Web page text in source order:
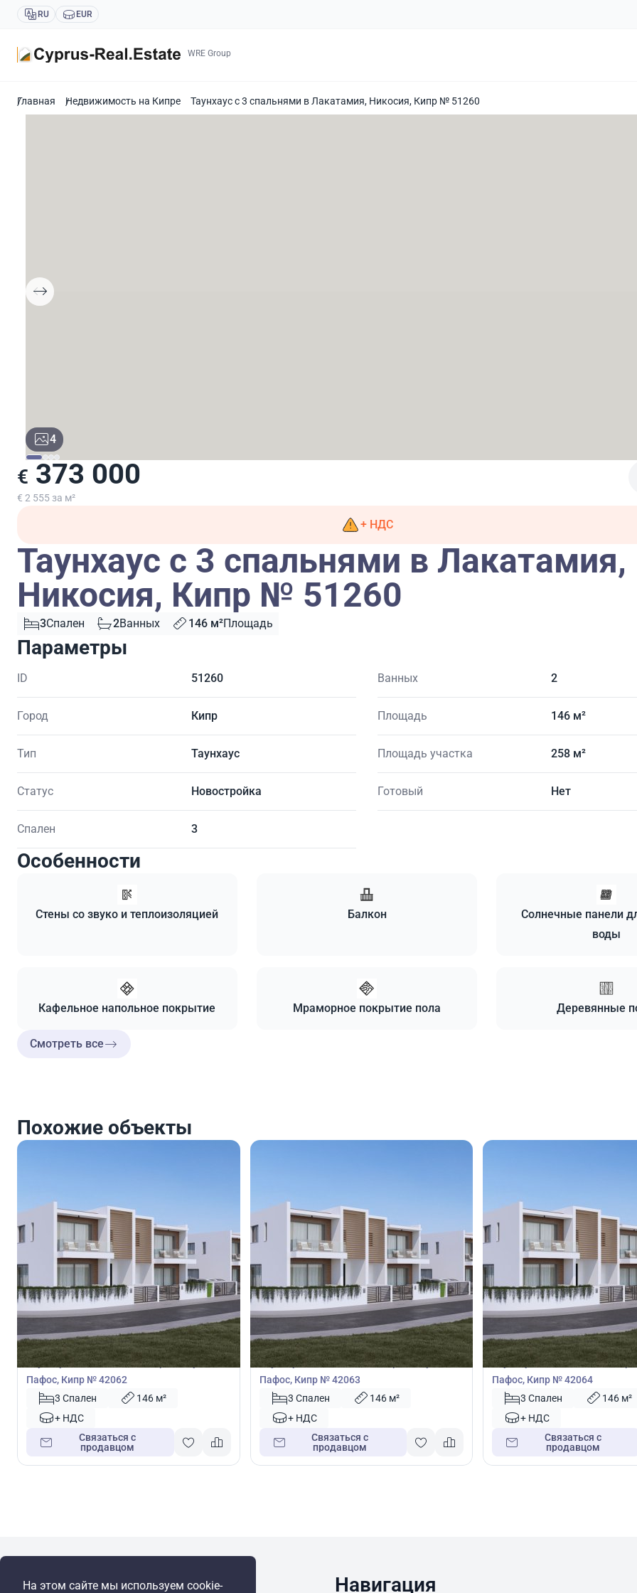
RU EUR
WRE Group
Главная Недвижимость на Кипре Таунхаус с 3 спальнями в Лакатамия, Никосия, Кипр № 51260
4
€ 373 000
€ 2 555 за м²
+ НДС
Таунхаус с 3 спальнями в Лакатамия,
Никосия, Кипр № 51260
3Спален 2Ванных 146 м²Площадь
Параметры
ID 51260
Город Кипр
Тип Таунхаус
Статус Новостройка
Спален 3
Ванных 2
Площадь 146 м²
Площадь участка 258 м²
Готовый Нет
Особенности
Стены со звуко и теплоизоляцией Балкон
Солнечные панели
воды
Кафельное напольное покрытие Мраморное покрытие пола Деревянные
Смотреть все
Похожие объекты
€390 000
Таунхаус
Таунхаус с 3 спальнями в Героскипу,
Пафос, Кипр № 42062
3 Спален
146 м²
+ НДС
Связаться с
продавцом
€390 000
Таунхаус
Таунхаус с 3 спальнями в Героскипу,
Пафос, Кипр № 42063
3 Спален
146 м²
+ НДС
Связаться с
продавцом
€395 000
Таунхаус
Таунхаус с 3 спальнями в
Пафос, Кипр № 42064
3 Спален
146 м²
+ НДС
Связаться с
продавцом
На этом сайте мы используем cookie- Навигация